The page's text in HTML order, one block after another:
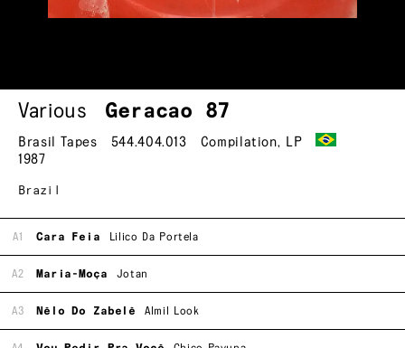
Various Geracao 87
Brasil Tapes 544.404.013 Compilation, LP
1987
Brazil
A1 Cara Feia Lilico Da Portela
A2 Maria-Moça Jotan
A3 Nêlo Do Zabelê Almil Look